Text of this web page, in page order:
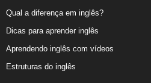
Qual a diferença em inglês?
Dicas para aprender inglês
Aprendendo inglês com vídeos
Estruturas do inglês